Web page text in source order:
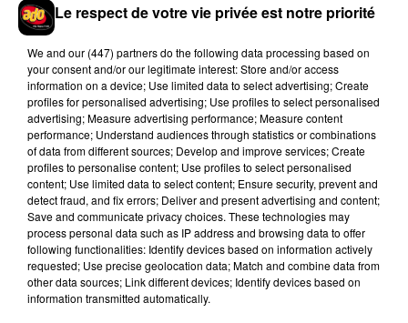
7 août 2026
Rihanna de retour en studio ? A$AP
Rocky relance l'espoir des fans
7 août 2026
Tayc et Didi B dévoilent le single le plus
dansant de l’année
Le respect de votre vie privée est notre priorité
We and our (447) partnersdo the following data processing based on
your consent and/or our legitimate interest: Store and/or access
information on a device; Use limited data to select advertising; Create
profiles for personalised advertising; Use profiles to select personalised
advertising; Measure advertising performance; Measure content
performance; Understand audiences through statistics or combinations
of data from different sources; Develop and improve services; Create
profiles to personalise content; Use profiles to select personalised
content; Use limited data to select content; Ensure security, prevent and
detect fraud, and fix errors; Deliver and present advertising and content;
Save and communicate privacy choices. These technologies may
process personal data such as IP address and browsing data to offer
following functionalities: Identify devices based on information actively
requested; Use precise geolocation data; Match and combine data from
other data sources; Link different devices; Identify devices based on
information transmitted automatically.